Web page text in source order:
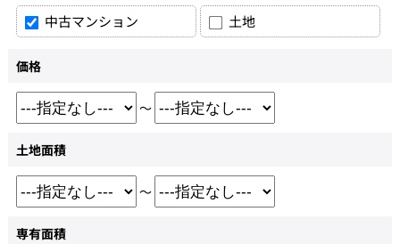
中古マンション
土地
価格
～
土地面積
～
専有面積